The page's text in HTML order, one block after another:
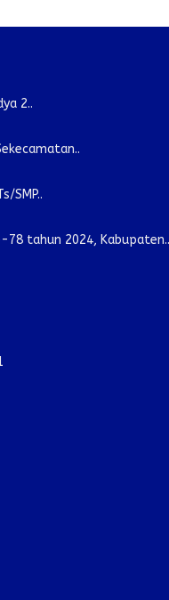
2..
SMP..
78 tahun 2024, Kabupaten..